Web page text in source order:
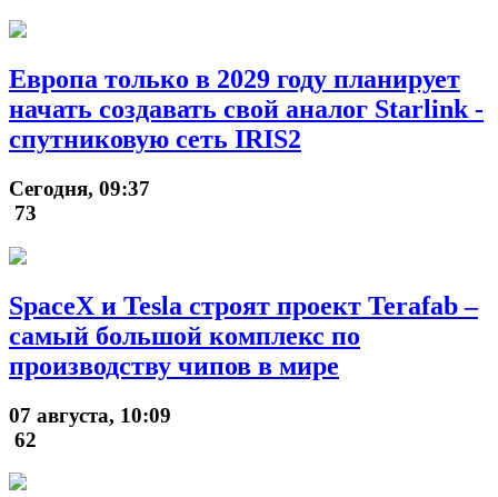
Европа только в 2029 году планирует
начать создавать свой аналог Starlink -
спутниковую сеть IRIS2
Сегодня, 09:37
73
SpaceX и Tesla строят проект Terafab –
самый большой комплекс по
производству чипов в мире
07 августа, 10:09
62